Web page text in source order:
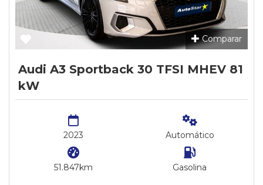
Comparar
Audi A3 Sportback 30 TFSI MHEV 81
kW
2023
51.847km
Automático
Gasolina